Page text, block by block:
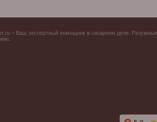
– Ваш экспертный помощник в сигарном деле.